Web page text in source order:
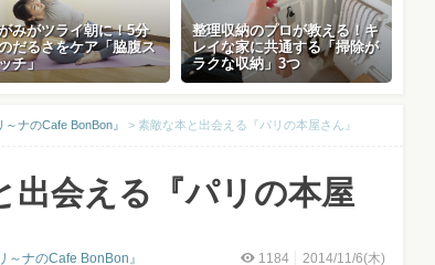
みがツライ朝に！5分
だるさをケア「脇腹ス
チ」
整理収納のプロが教える！キ
レイな家に共通する「掃除が
ラクな収納」3つ
ナのCafe BonBon』 > 素敵な本と出会える『パリの本屋さん』
出会える『パリの本屋
1184 2014/11/6(木)
～ナのCafe BonBon』